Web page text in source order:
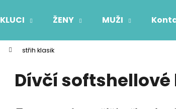
KLUCI ŽENY MUŽI
střih klasik
Dívčí softshellové
Co potřebujete najít?